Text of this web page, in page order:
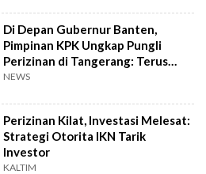
Di Depan Gubernur Banten,
Pimpinan KPK Ungkap Pungli
Perizinan di Tangerang: Terus
Terang Minta Duit
NEWS
Perizinan Kilat, Investasi Melesat:
Strategi Otorita IKN Tarik
Investor
KALTIM